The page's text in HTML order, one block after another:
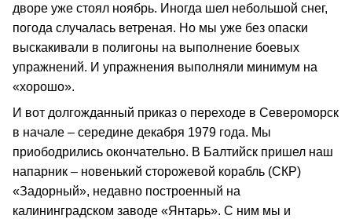
дворе уже стоял ноябрь. Иногда шел небольшой снег,
погода случалась ветреная. Но мы уже без опаски
выскакивали в полигоны на выполнение боевых
упражнений. И упражнения выполняли минимум на
«хорошо».
И вот долгожданный приказ о переходе в Североморск
в начале – середине декабря 1979 года. Мы
приободрились окончательно. В Балтийск пришел наш
напарник – новенький сторожевой корабль (СКР)
«Задорный», недавно построенный на
калининградском заводе «Янтарь». С ним мы и